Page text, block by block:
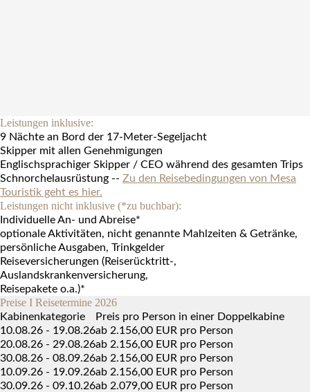
Leistungen inklusive:
9 Nächte an Bord der 17-Meter-Segeljacht
Skipper mit allen Genehmigungen
Englischsprachiger Skipper / CEO während des gesamten Trips
Schnorchelausrüstung -- Zu den Reisebedingungen von Mesa
Touristik geht es hier.
Leistungen nicht inklusive (*zu buchbar):
Individuelle An- und Abreise*
optionale Aktivitäten, nicht genannte Mahlzeiten & Getränke,
persönliche Ausgaben, Trinkgelder
Reiseversicherungen (Reiserücktritt-,
Auslandskrankenversicherung,
Reisepakete o.a.)*
Preise I Reisetermine 2026
Kabinenkategorie
Preis pro Person in einer Doppelkabine
10.08.26 - 19.08.26ab 2.156,00 EUR pro Person
20.08.26 - 29.08.26ab 2.156,00 EUR pro Person
30.08.26 - 08.09.26ab 2.156,00 EUR pro Person
10.09.26 - 19.09.26ab 2.156,00 EUR pro Person
30.09.26 - 09.10.26ab 2.079,00 EUR pro Person